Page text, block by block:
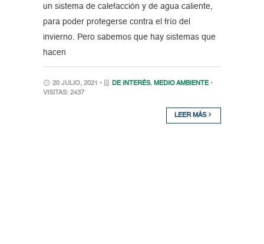
un sistema de calefacción y de agua caliente,
para poder protegerse contra el frío del
invierno. Pero sabemos que hay sistemas que
hacen
20 JULIO, 2021 • DE INTERÉS, MEDIO AMBIENTE •
VISITAS: 2437
LEER MÁS